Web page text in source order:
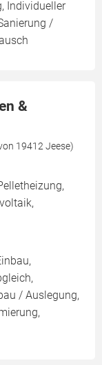
Individueller
/
&
19412 Jeese)
/ Auslegung,